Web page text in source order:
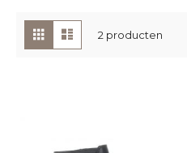
Tonen
als
Foto-
tabel
2 producten